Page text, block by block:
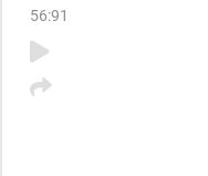
56:91